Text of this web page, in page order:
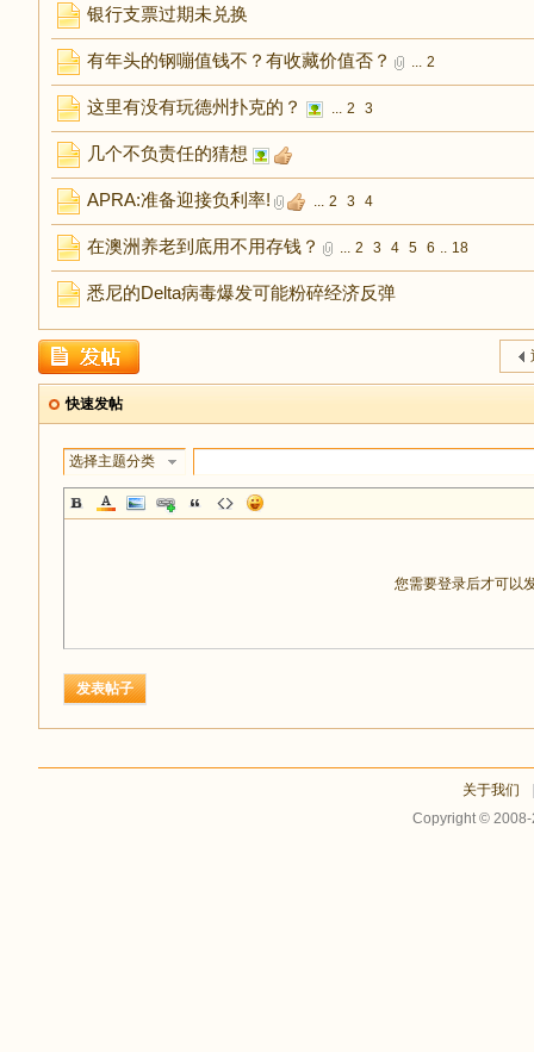
银行支票过期未兑换
有年头的钢嘣值钱不？有收藏价值否？ ... 2
这里有没有玩德州扑克的？ ... 2 3
几个不负责任的猜想
APRA:准备迎接负利率! ... 2 3 4
在澳洲养老到底用不用存钱？ ... 2 3 4 5 6 .. 18
悉尼的Delta病毒爆发可能粉碎经济反弹
快速发帖
选择主题分类
您需要登录后才可以
发表帖子
关于我们
Copyright ©